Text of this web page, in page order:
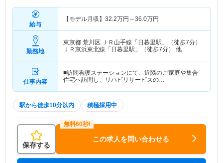
給与
【モデル月収】 32.2万円～36.0万円
勤務地
東京都 荒川区 ＪＲ山手線「日暮里駅」（徒歩7分）
ＪＲ京浜東北線「日暮里駅」（徒歩7分） 他
仕事内容
■訪問看護ステーションにて、近隣のご家庭や集合
住宅へ訪問し、リハビリサービスの…
駅から徒歩10分以内 積極採用中
保存する
この求人を問い合わせる